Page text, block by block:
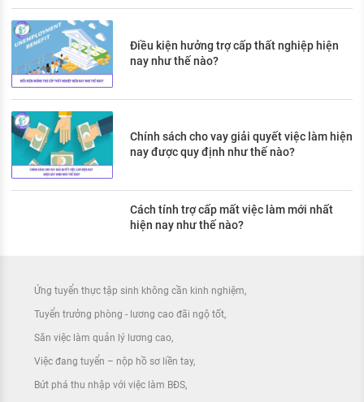
Điều kiện hưởng trợ cấp thất nghiệp hiện
nay như thế nào?
Chính sách cho vay giải quyết việc làm hiện
nay được quy định như thế nào?
Cách tính trợ cấp mất việc làm mới nhất
hiện nay như thế nào?
Ứng tuyển thực tập sinh không cần kinh nghiệm
Tuyển trưởng phòng - lương cao đãi ngộ tốt
Săn việc làm quản lý lương cao
Việc đang tuyển – nộp hồ sơ liền tay
Bứt phá thu nhập với việc làm BĐS